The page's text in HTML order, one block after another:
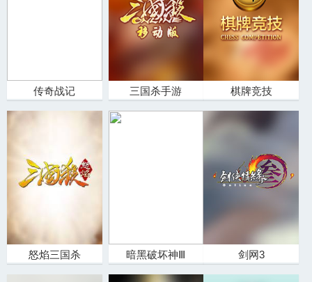
传奇战记 三国杀手游 棋牌竞技
怒焰三国杀 暗黑破坏神Ⅲ 剑网3